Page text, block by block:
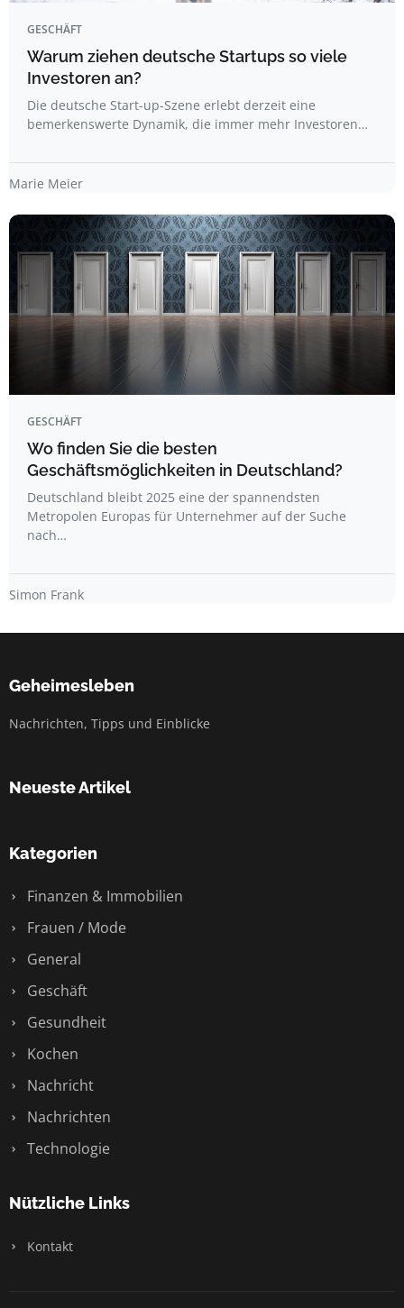
GESCHÄFT
Warum ziehen deutsche Startups so viele
Investoren an?
Die deutsche Start-up-Szene erlebt derzeit eine
bemerkenswerte Dynamik, die immer mehr Investoren…
Marie Meier
GESCHÄFT
Wo finden Sie die besten
Geschäftsmöglichkeiten in Deutschland?
Deutschland bleibt 2025 eine der spannendsten
Metropolen Europas für Unternehmer auf der Suche
nach…
Simon Frank
Geheimesleben
Nachrichten, Tipps und Einblicke
Neueste Artikel
Kategorien
Finanzen & Immobilien
Frauen / Mode
General
Geschäft
Gesundheit
Kochen
Nachricht
Nachrichten
Technologie
Nützliche Links
Kontakt